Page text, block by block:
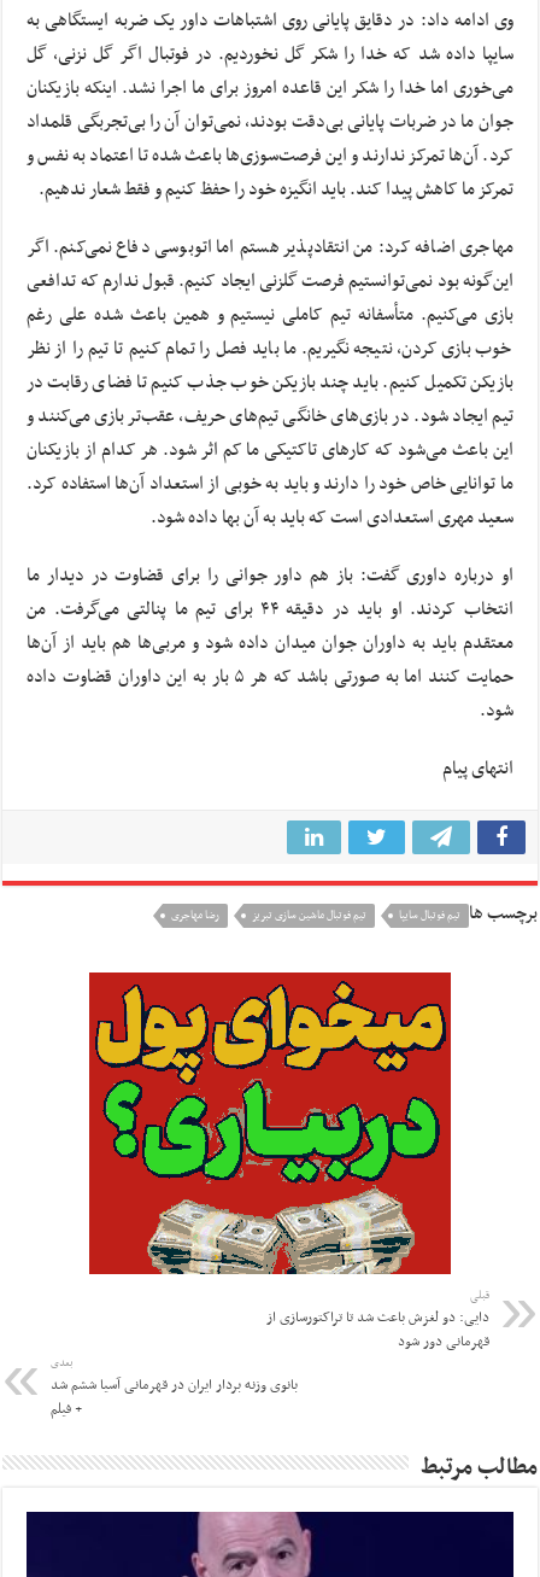
وی ادامه داد: در دقایق پایانی روی اشتباهات داور یک ضربه ایستگاهی به
سایپا داده شد که خدا را شکر گل نخوردیم. در فوتبال اگر گل نزنی، گل
می‌خوری اما خدا را شکر این قاعده امروز برای ما اجرا نشد. اینکه بازیکنان
جوان ما در ضربات پایانی بی‌دقت بودند، نمی‌توان آن را بی‌تجربگی قلمداد
کرد. آن‌ها تمرکز ندارند و این فرصت‌سوزی‌ها باعث شده تا اعتماد به نفس و
تمرکز ما کاهش پیدا کند. باید انگیزه خود را حفظ کنیم و فقط شعار ندهیم.
مهاجری اضافه کرد: من انتقادپذیر هستم اما اتوبوسی دفاع نمی‌کنم. اگر
این‌گونه بود نمی‌توانستیم فرصت گلزنی ایجاد کنیم. قبول ندارم که تدافعی
بازی می‌کنیم. متأسفانه تیم کاملی نیستیم و همین باعث شده علی رغم
خوب بازی کردن، نتیجه نگیریم. ما باید فصل را تمام کنیم تا تیم را از نظر
بازیکن تکمیل کنیم. باید چند بازیکن خوب جذب کنیم تا فضای رقابت در
تیم ایجاد شود. در بازی‌های خانگی تیم‌های حریف، عقب‌تر بازی می‌کنند و
این باعث می‌شود که کارهای تاکتیکی ما کم اثر شود. هر کدام از بازیکنان
ما توانایی خاص خود را دارند و باید به خوبی از استعداد آن‌ها استفاده کرد.
سعید مهری استعدادی است که باید به آن بها داده شود.
او درباره داوری گفت: باز هم داور جوانی را برای قضاوت در دیدار ما
انتخاب کردند. او باید در دقیقه ۴۴ برای تیم ما پنالتی می‌گرفت. من
معتقدم باید به داوران جوان میدان داده شود و مربی‌ها هم باید از آن‌ها
حمایت کنند اما به صورتی باشد که هر ۵ بار به این داوران قضاوت داده
شود.
انتهای پیام
برچسب ها تيم فوتبال سايپا تیم فوتبال ماشین سازی تبریز رضا مهاجری
قبلی
دایی: دو لغزش باعث شد تا تراکتورسازی از
قهرمانی دور شود
بعدی
بانوی وزنه بردار ایران در قهرمانی آسیا ششم شد
+ فیلم
مطالب مرتبط